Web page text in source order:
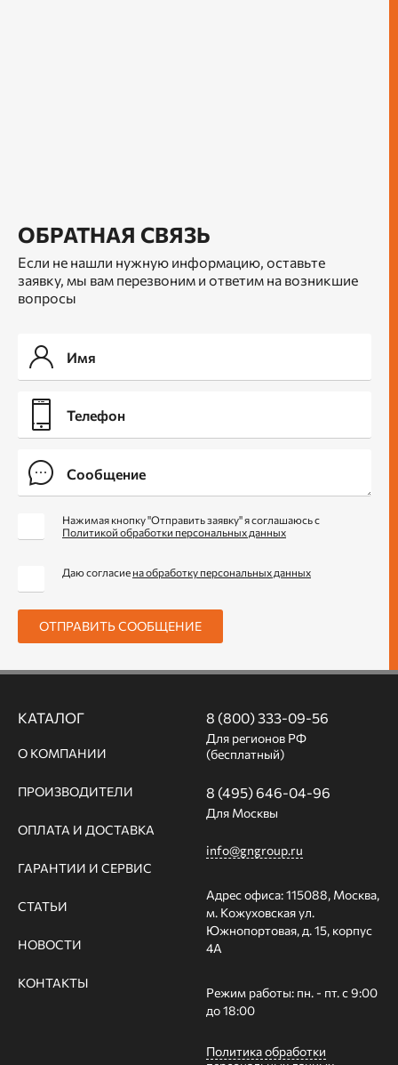
ОБРАТНАЯ СВЯЗЬ
Если не нашли нужную информацию, оставьте
заявку, мы вам перезвоним и ответим на возникшие
вопросы
Нажимая кнопку "Отправить заявку" я соглашаюсь с
Политикой обработки персональных данных
Даю согласие на обработку персональных данных
ОТПРАВИТЬ СООБЩЕНИЕ
КАТАЛОГ
О КОМПАНИИ
ПРОИЗВОДИТЕЛИ
ОПЛАТА И ДОСТАВКА
ГАРАНТИИ И СЕРВИС
СТАТЬИ
НОВОСТИ
КОНТАКТЫ
8 (800) 333-09-56
Для регионов РФ
(бесплатный)
8 (495) 646-04-96
Для Москвы
info@gngroup.ru
Адрес офиса: 115088, Москва,
м. Кожуховская ул.
Южнопортовая, д. 15, корпус
4А
Режим работы: пн. - пт. с 9:00
до 18:00
Политика обработки